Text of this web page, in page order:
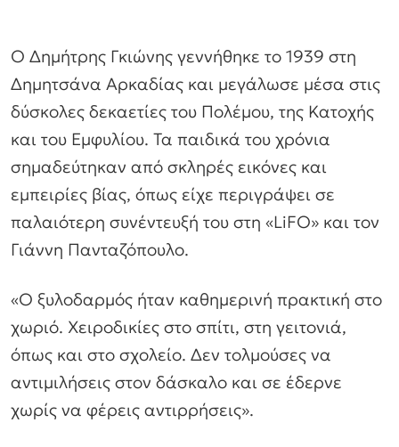
Ο Δημήτρης Γκιώνης γεννήθηκε το 1939 στη
Δημητσάνα Αρκαδίας και μεγάλωσε μέσα στις
δύσκολες δεκαετίες του Πολέμου, της Κατοχής
και του Εμφυλίου. Τα παιδικά του χρόνια
σημαδεύτηκαν από σκληρές εικόνες και
εμπειρίες βίας, όπως είχε περιγράψει σε
παλαιότερη συνέντευξή του στη «LiFO» και τον
Γιάννη Πανταζόπουλο.
«Ο ξυλοδαρμός ήταν καθημερινή πρακτική στο
χωριό. Χειροδικίες στο σπίτι, στη γειτονιά,
όπως και στο σχολείο. Δεν τολμούσες να
αντιμιλήσεις στον δάσκαλο και σε έδερνε
χωρίς να φέρεις αντιρρήσεις».